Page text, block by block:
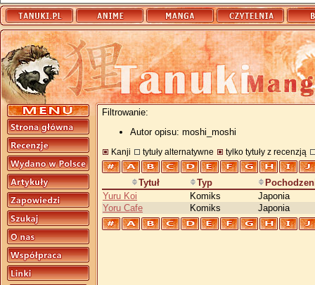
Filtrowanie:
Autor opisu: moshi_moshi
Kanji tytuły alternatywne tylko tytuły z recenzją
Tytuł Typ
Yuru Koi
Komiks
Japonia
Yoru Cafe
Komiks Japonia